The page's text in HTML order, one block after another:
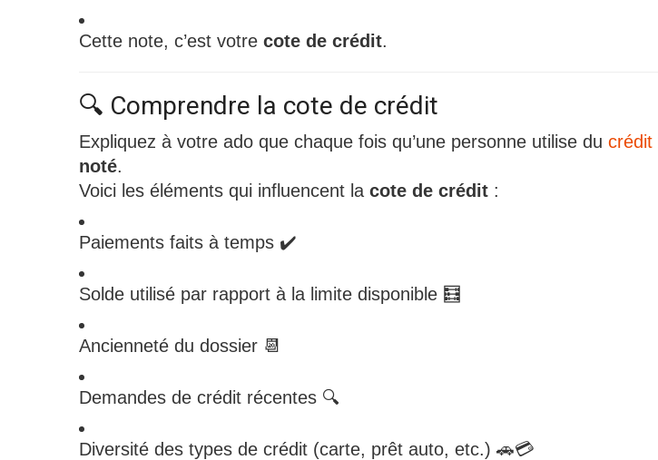
Cette note, c’est votre cote de crédit.
🔍 Comprendre la cote de crédit
Expliquez à votre ado que chaque fois qu’une personne utilise du crédit
noté.
Voici les éléments qui influencent la cote de crédit :
Paiements faits à temps ✔️
Solde utilisé par rapport à la limite disponible 🧮
Ancienneté du dossier 📆
Demandes de crédit récentes 🔍
Diversité des types de crédit (carte, prêt auto, etc.) 🚗💳